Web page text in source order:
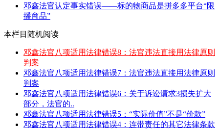
邓鑫法官认定事实错误——标的物商品是拼多多平台“限
播商品”
本栏目随机阅读
邓鑫法官八项适用法律错误8：法官违法直接用法律原则
判案
邓鑫法官八项适用法律错误7：法官违法直接用法律原则
判案
邓鑫法官八项适用法律错误6：关于诉讼请求3损失扩大
部分，法官的..
邓鑫法官八项适用法律错误5：“实际价值”不是“价款”
邓鑫法官八项适用法律错误4：连带责任的其它法律条款